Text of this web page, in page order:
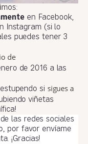
en Facebook,
Instagram (si lo
puedes tener 3
de
de 2016 a las
si sigues a
viñetas
las redes sociales
por favor envíame
¡Gracias!